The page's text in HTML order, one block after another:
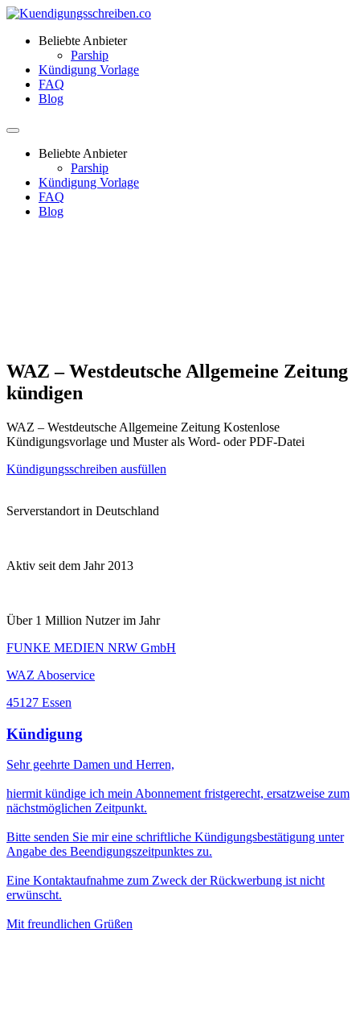
Beliebte Anbieter
Parship
Kündigung Vorlage
FAQ
Blog
Beliebte Anbieter
Parship
Kündigung Vorlage
FAQ
Blog
WAZ – Westdeutsche Allgemeine Zeitung
kündigen
WAZ – Westdeutsche Allgemeine Zeitung Kostenlose
Kündigungsvorlage und Muster als Word- oder PDF-Datei
Kündigungsschreiben ausfüllen
Serverstandort in Deutschland
Aktiv seit dem Jahr 2013
Über 1 Million Nutzer im Jahr
FUNKE MEDIEN NRW GmbH
WAZ Aboservice
45127 Essen
Kündigung
Sehr geehrte Damen und Herren,
hiermit kündige ich mein Abonnement fristgerecht, ersatzweise zum
nächstmöglichen Zeitpunkt.
Bitte senden Sie mir eine schriftliche Kündigungsbestätigung unter
Angabe des Beendigungszeitpunktes zu.
Eine Kontaktaufnahme zum Zweck der Rückwerbung ist nicht
erwünscht.
Mit freundlichen Grüßen